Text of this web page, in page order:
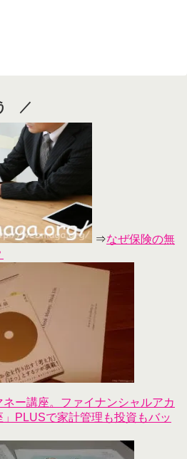
／
⇒なぜ保険の無
ー講座。ファイナンシャルアカ
PLUSで家計管理も投資もバッ